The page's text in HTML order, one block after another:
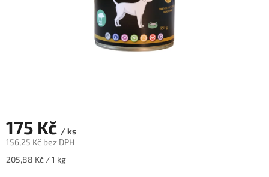
175 Kč / ks
156,25 Kč bez DPH
Měrná
205,88 Kč / 1 kg